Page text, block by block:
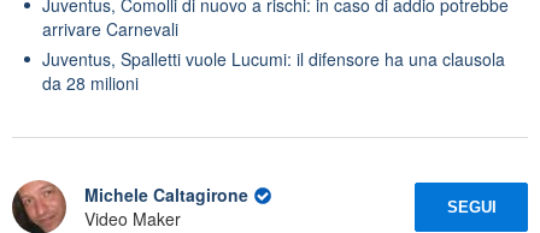
arrivare Carnevali
Juventus, Spalletti vuole Lucumi: il difensore ha una clausola
da 28 milioni
Michele Caltagirone
Video Maker
SEGUI